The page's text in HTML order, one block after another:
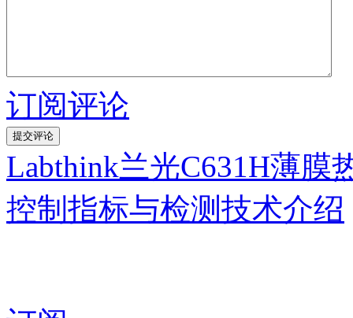
订阅评论
Labthink兰光C631H薄膜
控制指标与检测技术介绍